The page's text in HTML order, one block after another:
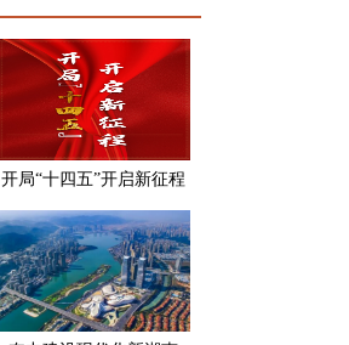
开局“十四五”开启新征程